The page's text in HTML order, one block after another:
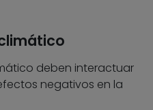
deben interactuar
negativos en la